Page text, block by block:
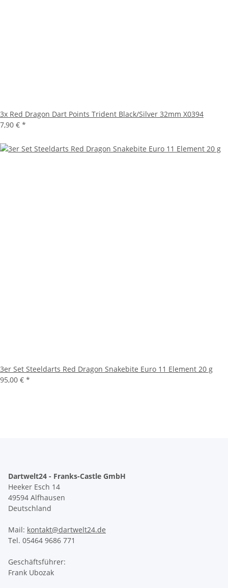
3x Red Dragon Dart Points Trident Black/Silver 32mm X0394
7,90 € *
3er Set Steeldarts Red Dragon Snakebite Euro 11 Element 20 g
95,00 € *
Dartwelt24 - Franks-Castle GmbH
Heeker Esch 14
49594 Alfhausen
Deutschland
Mail: kontakt@dartwelt24.de
Tel. 05464 9686 771
Geschäftsführer:
Frank Ubozak